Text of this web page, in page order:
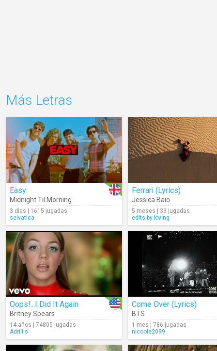
Más Letras
Easy
Midnight Til Morning
3 días | 1615 jugadas
selvatica
Ferrari (Lyrics)
Jessica Baio
5 meses | 33 jugadas
edits.by.loving
Oops!...I Did It Again
Britney Spears
14 años | 74805 jugadas
Adriiiis
Come Over (Lyrics)
BTS
1 mes | 786 jugadas
nicoole2099